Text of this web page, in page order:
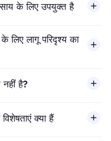
के लिए उपयुक्त है
लिए लागू परिदृश्य का
है?
एंगेजमेंट, क्रेडेंशियल दुरुपयोग,
क्या हैं